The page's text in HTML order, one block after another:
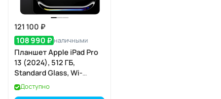
121 100 ₽
108 990 ₽ наличными
Планшет Apple iPad Pro
13 (2024), 512 ГБ,
Standard Glass, Wi-
Fi+Cellular, Черный
космос
Доступно